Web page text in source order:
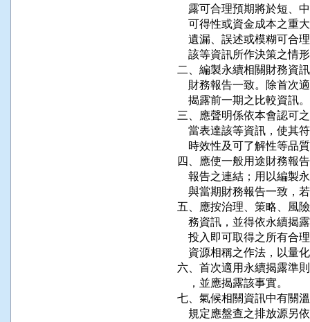
露可合理預期將於短
可得性或資金成本之
遺漏、誤述或模糊可
該等資訊所作決策之情
二、編製永續相關財務資
財務報告一致。除首
    揭露前一期之比較資訊。
三、應聲明係依本會認可
當表達該等資訊，使
時效性及可了解性等品
四、應使一般用途財務報
報告之連結；用以編
與當期財務報告一致，
五、應按治理、策略、風
務資訊，並得依永續
投入即可取得之所有
資源相稱之作法，以量
六、首次適用永續揭露準
    ，並應揭露該事實。
七、氣候相關資訊中有關
規定應盤查之排放源